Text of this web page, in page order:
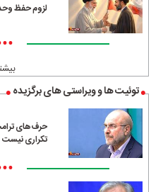
لزوم حفظ
توئیت ها و ویراستی های برگزیده
حرف‌های
تکراری نیست